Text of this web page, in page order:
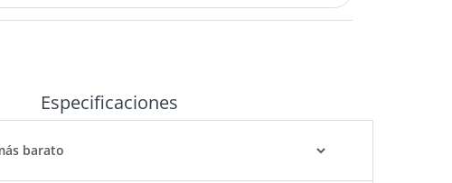
Especificaciones